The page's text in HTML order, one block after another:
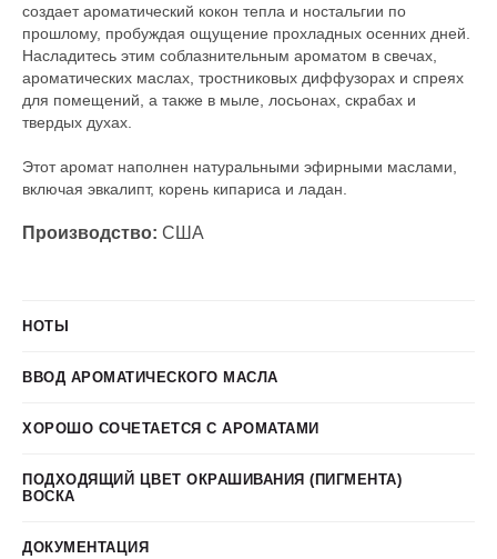
создает ароматический кокон тепла и ностальгии по
прошлому, пробуждая ощущение прохладных осенних дней.
Насладитесь этим соблазнительным ароматом в свечах,
ароматических маслах, тростниковых диффузорах и спреях
для помещений, а также в мыле, лосьонах, скрабах и
твердых духах.
Этот аромат наполнен натуральными эфирными маслами,
включая эвкалипт, корень кипариса и ладан.
Производство: США
НОТЫ
ВВОД АРОМАТИЧЕСКОГО МАСЛА
ХОРОШО СОЧЕТАЕТСЯ С АРОМАТАМИ
ПОДХОДЯЩИЙ ЦВЕТ ОКРАШИВАНИЯ (ПИГМЕНТА)
ВОСКА
ДОКУМЕНТАЦИЯ